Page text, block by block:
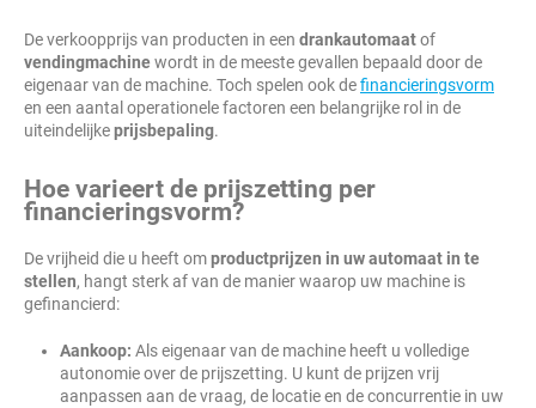
De verkoopprijs van producten in een drankautomaatof
vendingmachinewordt in de meeste gevallen bepaald door de
eigenaar van de machine. Toch spelen ook definancieringsvorm
en een aantal operationele factoren een belangrijke rol in de
uiteindelijkeprijsbepaling.
Hoe varieert de prijszetting per
financieringsvorm?
De vrijheid die u heeft omproductprijzen in uw automaat in te
stellen, hangt sterk af van de manier waarop uw machine is
gefinancierd:
Aankoop: Als eigenaar van de machine heeft u volledige
autonomie over de prijszetting. U kunt de prijzen vrij
aanpassen aan de vraag, de locatie en de concurrentie in uw